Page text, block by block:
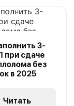
3-
сдаче
без
в 2025
Читать